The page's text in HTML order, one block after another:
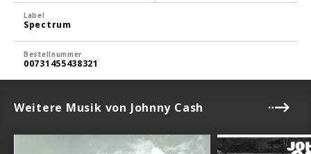
Label
Spectrum
Bestellnummer
00731455438321
Weitere Musik von Johnny Cash